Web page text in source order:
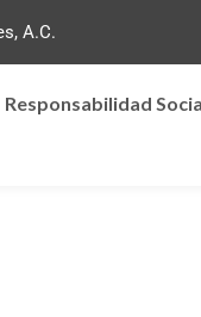
A.C.
Responsabilidad